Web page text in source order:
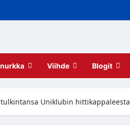
Viihde Blogit
Uniklubin hittikappaleesta